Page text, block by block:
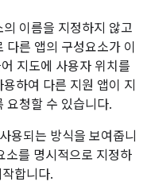
이름을 지정하지 않고
른 앱의 구성요소가 이
지도에 사용자 위치를
하여 다른 지원 앱이 지
요청할 수 있습니다.
용되는 방식을 보여줍니
소를 명시적으로 지정하
합니다.